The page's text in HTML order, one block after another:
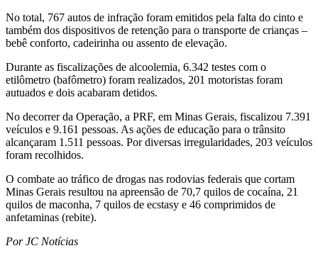
No total, 767 autos de infração foram emitidos pela falta do cinto e
também dos dispositivos de retenção para o transporte de crianças –
bebê conforto, cadeirinha ou assento de elevação.
Durante as fiscalizações de alcoolemia, 6.342 testes com o
etilômetro (bafômetro) foram realizados, 201 motoristas foram
autuados e dois acabaram detidos.
No decorrer da Operação, a PRF, em Minas Gerais, fiscalizou 7.391
veículos e 9.161 pessoas. As ações de educação para o trânsito
alcançaram 1.511 pessoas. Por diversas irregularidades, 203 veículos
foram recolhidos.
O combate ao tráfico de drogas nas rodovias federais que cortam
Minas Gerais resultou na apreensão de 70,7 quilos de cocaína, 21
quilos de maconha, 7 quilos de ecstasy e 46 comprimidos de
anfetaminas (rebite).
Por JC Notícias